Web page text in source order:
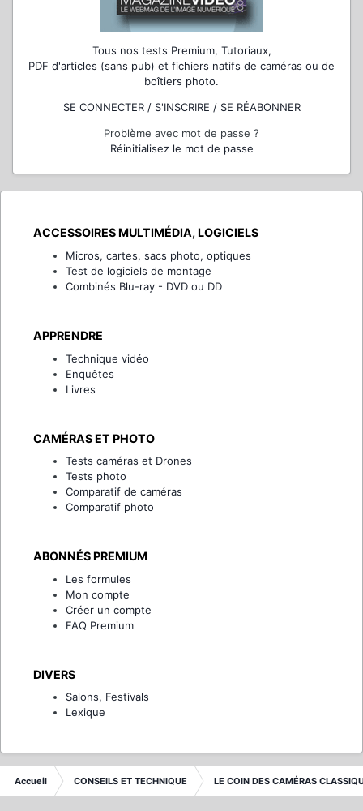
Tous nos tests Premium, Tutoriaux,
PDF d'articles (sans pub) et fichiers natifs de caméras ou de
boîtiers photo.
SE CONNECTER / S'INSCRIRE / SE RÉABONNER
Problème avec mot de passe ?
Réinitialisez le mot de passe
ACCESSOIRES MULTIMÉDIA, LOGICIELS
Micros, cartes, sacs photo, optiques
Test de logiciels de montage
Combinés Blu-ray - DVD ou DD
APPRENDRE
Technique vidéo
Enquêtes
Livres
CAMÉRAS ET PHOTO
Tests caméras et Drones
Tests photo
Comparatif de caméras
Comparatif photo
ABONNÉS PREMIUM
Les formules
Mon compte
Créer un compte
FAQ Premium
DIVERS
Salons, Festivals
Lexique
Accueil CONSEILS ET TECHNIQUE LE COIN DES CAMÉRAS